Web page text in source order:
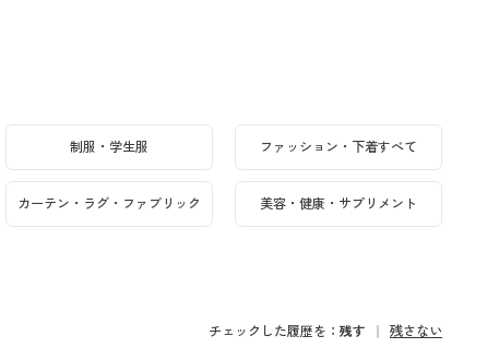
制服・学生服 ファッション・下着すべて
カーテン・ラグ・ファブリック 美容・健康・サプリメント
チェックした履歴を： 残す 残さない